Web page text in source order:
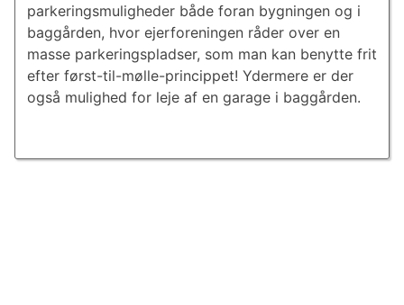
parkeringsmuligheder både foran bygningen og i
baggården, hvor ejerforeningen råder over en
masse parkeringspladser, som man kan benytte frit
efter først-til-mølle-princippet! Ydermere er der
også mulighed for leje af en garage i baggården.